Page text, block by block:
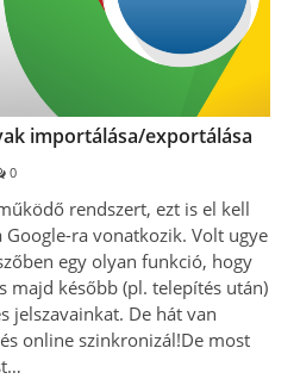
importálása/exportálása
0
rendszert, ezt is el kell
Google-ra vonatkozik. Volt ugye
egy olyan funkció, hogy
majd később (pl. telepítés után)
jelszavainkat. De hát van
online szinkronizál!De most